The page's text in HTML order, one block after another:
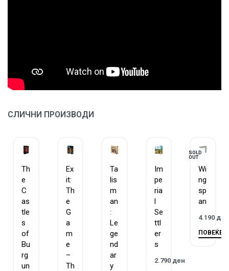
СЛИЧНИ ПРОИЗВОДИ
Th
e
C
as
tle
s
of
Bu
rg
un
Ex
it:
Th
e
G
a
m
e
–
Th
Ta
lis
m
an
:
Le
ge
nd
ar
y
Im
pe
ria
l
Se
ttl
er
s
2.790 ден
SOLD
OUT
Wi
ng
sp
an
4.190 ден
ПОВЕЌЕ